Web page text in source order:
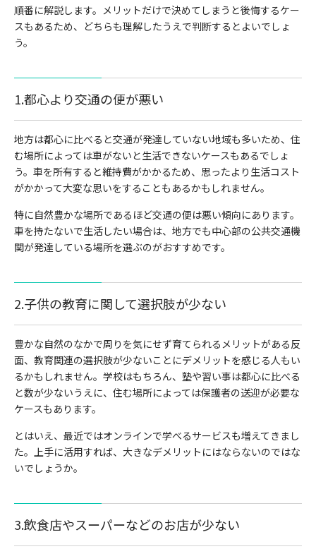
順番に解説します。メリットだけで決めてしまうと後悔するケー
スもあるため、どちらも理解したうえで判断するとよいでしょ
う。
1.都心より交通の便が悪い
地方は都心に比べると交通が発達していない地域も多いため、住
む場所によっては車がないと生活できないケースもあるでしょ
う。車を所有すると維持費がかかるため、思ったより生活コスト
がかかって大変な思いをすることもあるかもしれません。
特に自然豊かな場所であるほど交通の便は悪い傾向にあります。
車を持たないで生活したい場合は、地方でも中心部の公共交通機
関が発達している場所を選ぶのがおすすめです。
2.子供の教育に関して選択肢が少ない
豊かな自然のなかで周りを気にせず育てられるメリットがある反
面、教育関連の選択肢が少ないことにデメリットを感じる人もい
るかもしれません。学校はもちろん、塾や習い事は都心に比べる
と数が少ないうえに、住む場所によっては保護者の送迎が必要な
ケースもあります。
とはいえ、最近ではオンラインで学べるサービスも増えてきまし
た。上手に活用すれば、大きなデメリットにはならないのではな
いでしょうか。
3.飲食店やスーパーなどのお店が少ない